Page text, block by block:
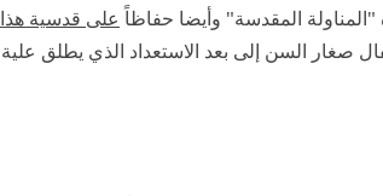
"المناولة المقدسة" وأيضا حفاظاً على قدسية هذا
صغار السن إلى بعد الاستعداد الذي يطلق علية